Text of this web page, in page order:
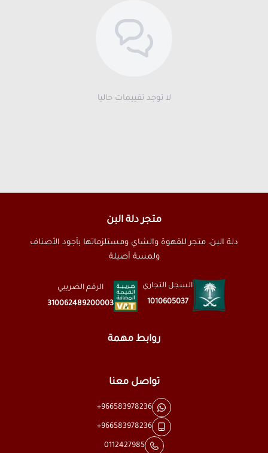
لا توجد تقييمات حاليا
متجر دلة البن
دلة البن، متجر للقهوة والشاي ومستلزماتها بأجود الأصناف
ولمسة أصيلة
السجل التجاري
1010605037
الرقم الضريبي
310062489200003
روابط مهمة
تواصل معنا
+966583978236
+966583978236
0112427985